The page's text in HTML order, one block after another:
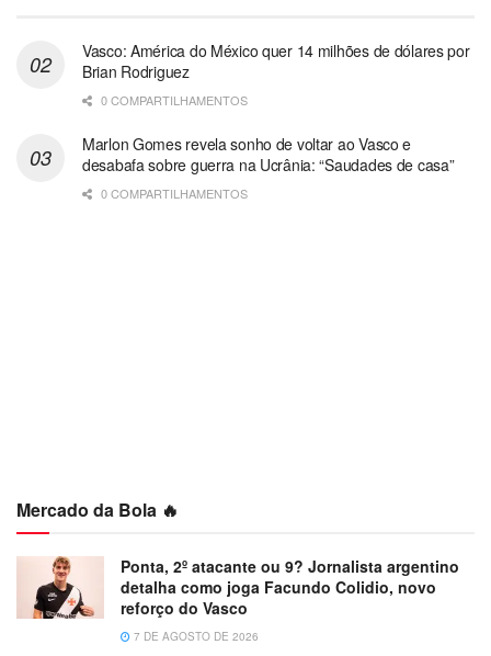
Vasco: América do México quer 14 milhões de dólares por
Brian Rodriguez
0 COMPARTILHAMENTOS
Marlon Gomes revela sonho de voltar ao Vasco e
desabafa sobre guerra na Ucrânia: “Saudades de casa”
0 COMPARTILHAMENTOS
Mercado da Bola 🔥
Ponta, 2º atacante ou 9? Jornalista argentino
detalha como joga Facundo Colidio, novo
reforço do Vasco
7 DE AGOSTO DE 2026